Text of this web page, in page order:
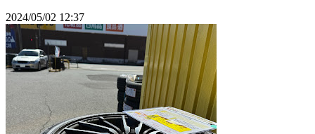
2024/05/02 12:37